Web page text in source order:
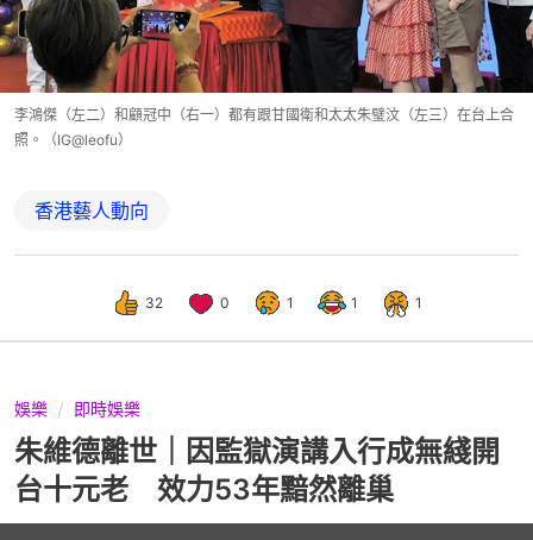
李鴻傑（左二）和顧冠中（右一）都有跟甘國衛和太太朱璧汶（左三）在台上合
照。（IG@leofu）
香港藝人動向
32 0 1 1 1
娛樂 即時娛樂
朱維德離世｜因監獄演講入行成無綫開
台十元老 效力53年黯然離巢